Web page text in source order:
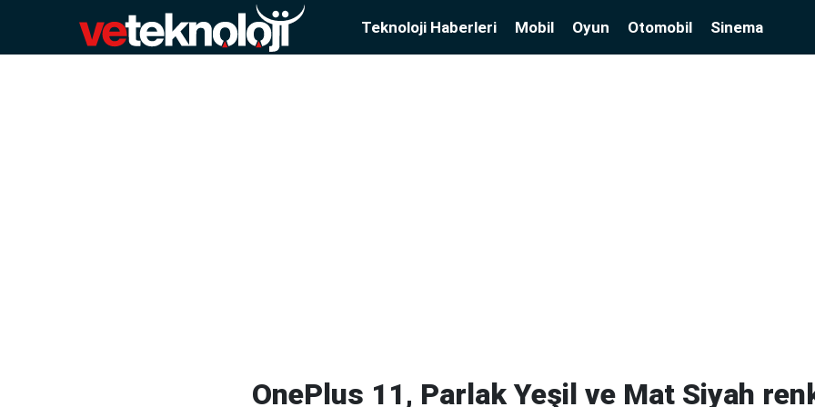
Teknoloji Haberleri Mobil Oyun Otomobil Sinema
OnePlus 11, Parlak Yeşil ve Mat Siyah